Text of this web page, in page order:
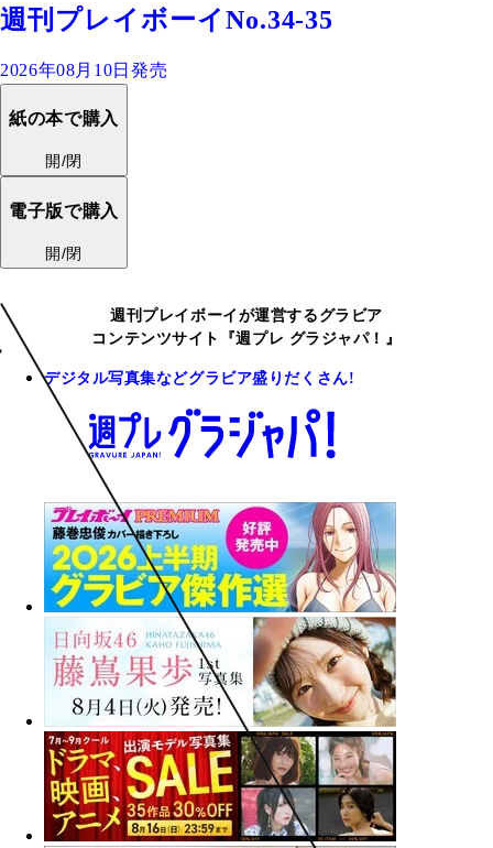
週刊プレイボーイNo.34-35
2026年08月10日発売
紙の本で購入
開/閉
電子版で購入
開/閉
週刊プレイボーイが運営するグラビア
コンテンツサイト『週プレ グラジャパ！』
デジタル写真集などグラビア盛りだくさん!